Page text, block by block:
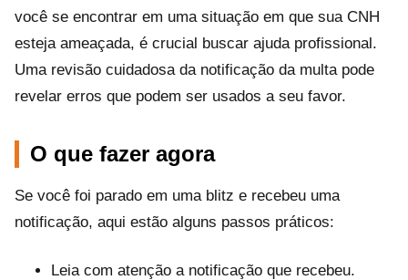
você se encontrar em uma situação em que sua CNH
esteja ameaçada, é crucial buscar ajuda profissional.
Uma revisão cuidadosa da notificação da multa pode
revelar erros que podem ser usados a seu favor.
O que fazer agora
Se você foi parado em uma blitz e recebeu uma
notificação, aqui estão alguns passos práticos:
Leia com atenção a notificação que recebeu.